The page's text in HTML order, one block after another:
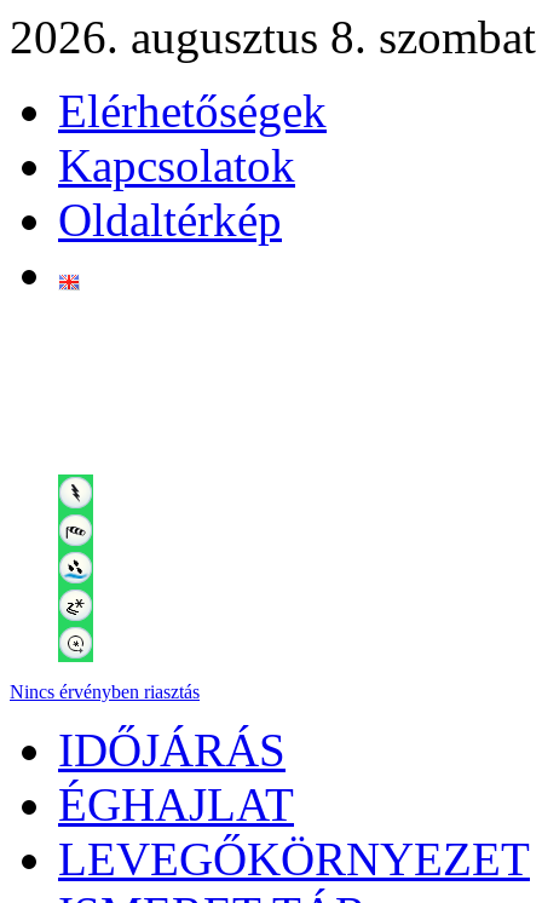
2026. augusztus 8. szombat
Elérhetőségek
Kapcsolatok
Oldaltérkép
Nincs érvényben riasztás
IDŐJÁRÁS
ÉGHAJLAT
LEVEGŐKÖRNYEZET